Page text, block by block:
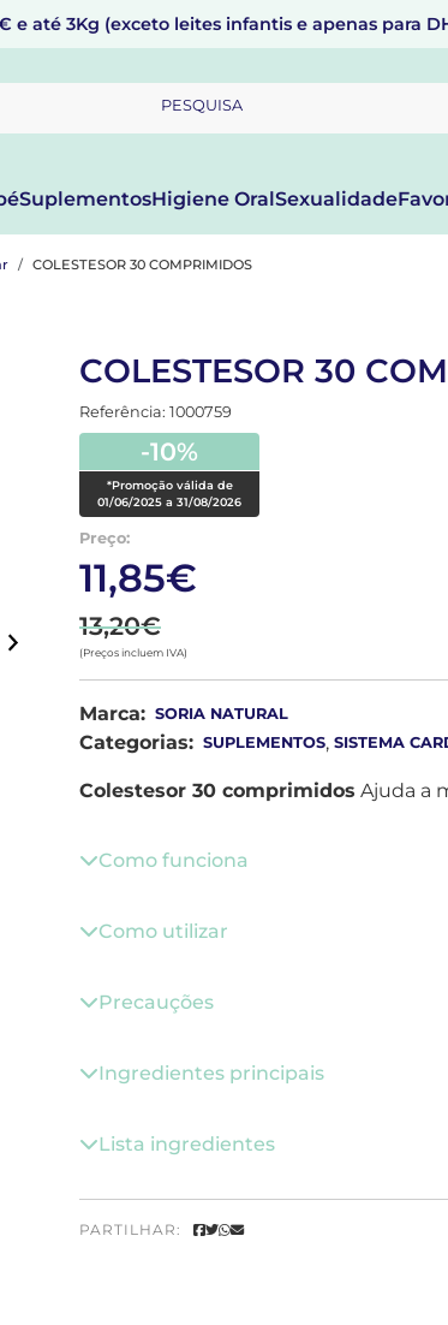
e até 3Kg (exceto leites infantis e apenas para
PESQUISA
SuplementosHigiene OralSexualidade
COLESTESOR 30 COMPRIMIDOS
COLESTESOR 30
Referência: 1000759
-10%
*Promoção válida de
01/06/2025 a 31/08/2026
Preço:
11,85€
13,20€
(Preços incluem IVA)
Marca: SORIA NATURAL
Categorias: SUPLEMENTOS, SISTEMA
Colestesor 30 comprimidos Ajuda a
Como funciona
Como utilizar
Precauções
Ingredientes principais
Lista ingredientes
PARTILHAR: